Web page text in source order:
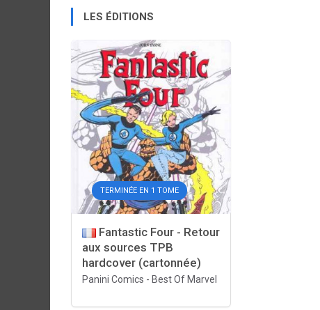
LES ÉDITIONS
TERMINÉE EN 1 TOME
Fantastic Four - Retour
aux sources TPB
hardcover (cartonnée)
Panini Comics - Best Of Marvel